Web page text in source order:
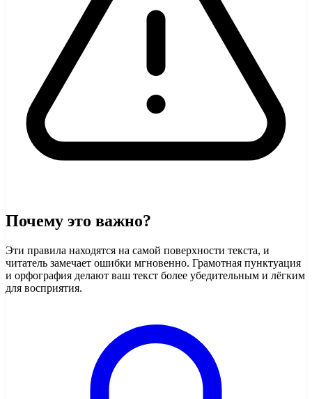
Почему это важно?
Эти правила находятся на самой поверхности текста, и
читатель замечает ошибки мгновенно. Грамотная пунктуация
и орфография делают ваш текст более убедительным и лёгким
для восприятия.